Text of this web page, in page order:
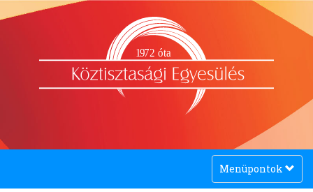
1972 óta
Toggle
navigation
Menüpontok